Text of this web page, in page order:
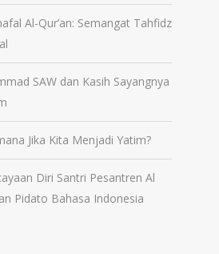
Al-Qur’an: Semangat Tahfidz
SAW dan Kasih Sayangnya
Jika Kita Menjadi Yatim?
Diri Santri Pesantren Al
Pidato Bahasa Indonesia